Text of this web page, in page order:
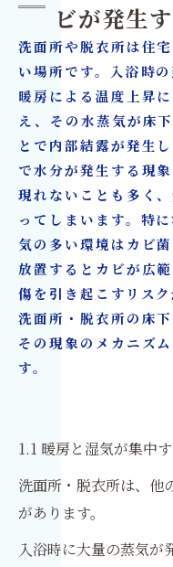
ビが発生
洗面所や脱衣所は住
い場所です。入浴時
暖房による温度上昇
え、その水蒸気が床
とで内部結露が発生
で水分が発生する現
現れないことも多く
ってしまいます。特
気の多い環境はカビ
放置するとカビが広
傷を引き起こすリス
洗面所・脱衣所の床
その現象のメカニズ
す。
1.1 暖房と湿気が集中
洗面所・脱衣所は、他
があります。
入浴時に大量の蒸気が